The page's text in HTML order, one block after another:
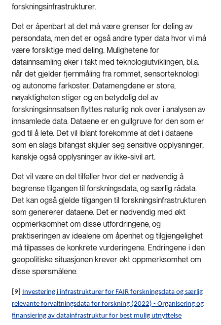
forskningsinfrastrukturer.
Det er åpenbart at det må være grenser for deling av
persondata, men det er også andre typer data hvor vi må
være forsiktige med deling. Mulighetene for
datainnsamling øker i takt med teknologiutviklingen, bl.a.
når det gjelder fjernmåling fra rommet, sensorteknologi
og autonome farkoster. Datamengdene er store,
nøyaktigheten stiger og en betydelig del av
forskningsinnsatsen flyttes naturlig nok over i analysen av
innsamlede data. Dataene er en gullgruve for den som er
god til å lete. Det vil iblant forekomme at det i dataene
som en slags bifangst skjuler seg sensitive opplysninger,
kanskje også opplysninger av ikke-sivil art.
Det vil være en del tilfeller hvor det er nødvendig å
begrense tilgangen til forskningsdata, og særlig rådata.
Det kan også gjelde tilgangen til forskningsinfrastrukturen
som genererer dataene. Det er nødvendig med økt
oppmerksomhet om disse utfordringene, og
praktiseringen av idealene om åpenhet og tilgjengelighet
må tilpasses de konkrete vurderingene. Endringene i den
geopolitiske situasjonen krever økt oppmerksomhet om
disse spørsmålene.
[9]
Investering i infrastrukturer for FAIR forskningsdata og særlig
relevante forvaltningsdata for forskning (2022) - Organisering og
finansiering av datainfrastruktur for best mulig utnyttelse